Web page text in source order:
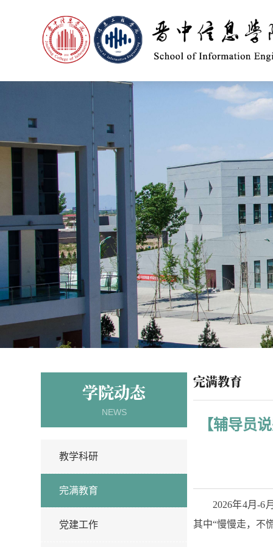
学院动态
NEWS
教学科研
完满教育
党建工作
完满教育
【辅导员
2026年4月-6
其中“慢慢走，不